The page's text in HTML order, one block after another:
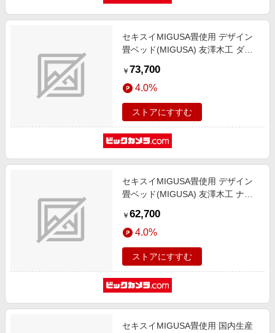
セキスイMIGUSA畳使用 デザイン
畳ベッド(MIGUSA) 友澤木工 ダー
SD [セミダブルサイズ]
￥ 73,700
4.0%
ストアにすすむ
セキスイMIGUSA畳使用 デザイン
畳ベッド(MIGUSA) 友澤木工 ナチ
ングルサイズ]
￥ 62,700
4.0%
ストアにすすむ
セキスイMIGUSA畳使用 国内生産